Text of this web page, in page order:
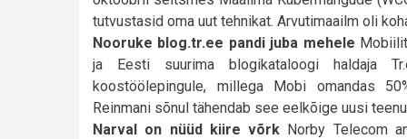
tutvustasid oma uut tehnikat. Arvutimaailm oli
Nooruke blog.tr.ee pandi juba mehele
ja Eesti suurima blogikataloogi haldaja
koostöölepingule, millega Mobi omandas
Reinmani sõnul tähendab see eelkõige uusi
Narval on nüüd kiire võrk Norby Telecom